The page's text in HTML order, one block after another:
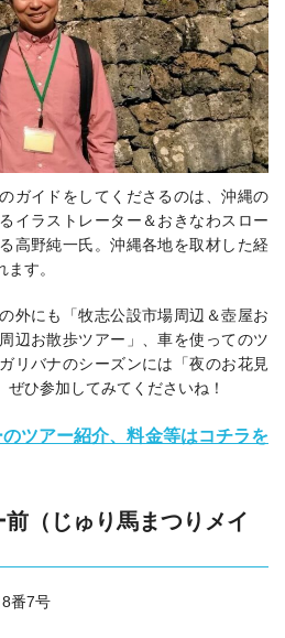
ガイドをしてくださるのは、沖縄の
イラストレーター＆おきなわスロー
高野純一氏。沖縄各地を取材した経
す。
外にも「牧志公設市場周辺＆壺屋お
辺お散歩ツアー」、車を使ってのツ
リバナのシーズンには「夜のお花見
ひ参加してみてくださいね！
ツアー紹介、料金等はコチラを
前 （じゅり馬まつりメイ
番7号